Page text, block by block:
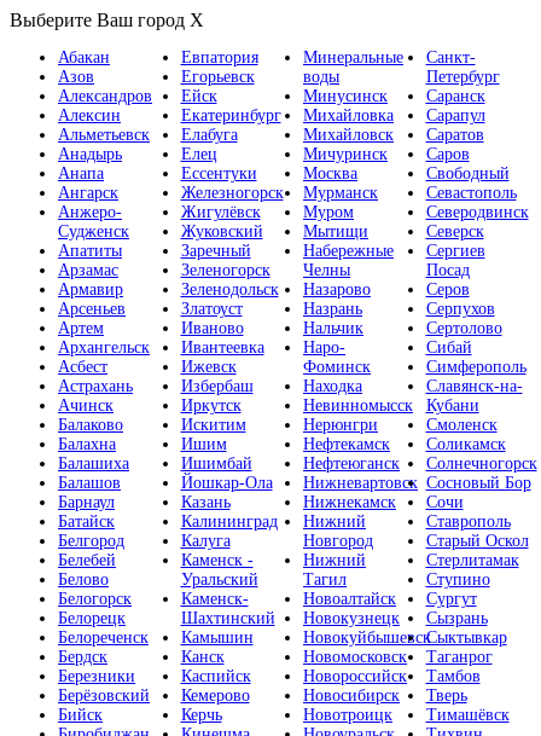
Выберите Ваш город X
Абакан
Азов
Александров
Алексин
Альметьевск
Анадырь
Анапа
Ангарск
Анжеро-
Судженск
Апатиты
Арзамас
Армавир
Арсеньев
Артем
Архангельск
Асбест
Астрахань
Ачинск
Балаково
Балахна
Балашиха
Балашов
Барнаул
Батайск
Белгород
Белебей
Белово
Белогорск
Белорецк
Белореченск
Бердск
Березники
Берёзовский
Бийск
Евпатория
Егорьевск
Ейск
Екатеринбург
Елабуга
Елец
Ессентуки
Железногорск
Жигулёвск
Жуковский
Заречный
Зеленогорск
Зеленодольск
Златоуст
Иваново
Ивантеевка
Ижевск
Избербаш
Иркутск
Искитим
Ишим
Ишимбай
Йошкар-Ола
Казань
Калининград
Калуга
Каменск -
Уральский
Каменск-
Шахтинский
Камышин
Канск
Каспийск
Кемерово
Керчь
Минеральные
воды
Минусинск
Михайловка
Михайловск
Мичуринск
Москва
Мурманск
Муром
Мытищи
Набережные
Челны
Назарово
Назрань
Нальчик
Наро-
Фоминск
Находка
Невинномысск
Нерюнгри
Нефтекамск
Нефтеюганск
Нижневартовск
Нижнекамск
Нижний
Новгород
Нижний
Тагил
Новоалтайск
Новокузнецк
Новокуйбышевск
Новомосковск
Новороссийск
Новосибирск
Новотроицк
Санкт-
Петербург
Саранск
Сарапул
Саратов
Саров
Свободный
Севастополь
Северодвинск
Северск
Сергиев
Посад
Серов
Серпухов
Сертолово
Сибай
Симферополь
Славянск-на-
Кубани
Смоленск
Соликамск
Солнечногорск
Сосновый Бор
Сочи
Ставрополь
Старый Оскол
Стерлитамак
Ступино
Сургут
Сызрань
Сыктывкар
Таганрог
Тамбов
Тверь
Тимашёвск